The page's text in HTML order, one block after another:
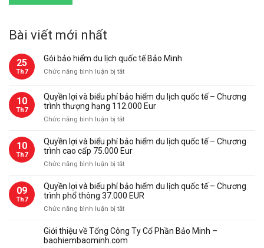
Bài viết mới nhất
25
Th7
Gói bảo hiểm du lịch quốc tế Bảo Minh
Chức năng bình luận bị tắtở
bảo
hiểm
du
lịch
tế
Bảo
Minh
10
Th7
Quyền lợi và biểu phí bảo hiểm du lịch quốc tế – Chương
trình thượng hạng 112.000 Eur
Chức năng bình luận bị tắtở
lợi
và
phí
hiểm
du
lịch
tế
–
10
Th7
Quyền lợi và biểu phí bảo hiểm du lịch quốc tế – Chương
trình cao cấp 75.000 Eur
Chức năng bình luận bị tắtở
lợi
và
phí
hiểm
du
09
Th7
Quyền lợi và biểu phí bảo hiểm du lịch quốc tế – Chương
trình phổ thông 37.000 EUR
Chức năng bình luận bị tắtở
lợi
và
Giới thiệu về Tổng Công Ty Cổ Phần Bảo Minh –
baohiembaominh.com